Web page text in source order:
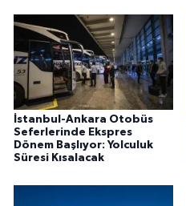
İstanbul-Ankara Otobüs
Seferlerinde Ekspres
Dönem Başlıyor: Yolculuk
Süresi Kısalacak